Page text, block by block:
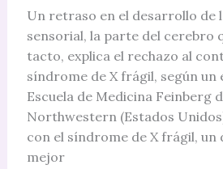
pacientes
linarenses
Un retraso en el desarrollo de
sensorial, la parte del cerebro
tacto, explica el rechazo al
síndrome de X frágil, según un
Escuela de Medicina Feinberg
Northwestern (Estados
con el síndrome de X frágil,
mejor